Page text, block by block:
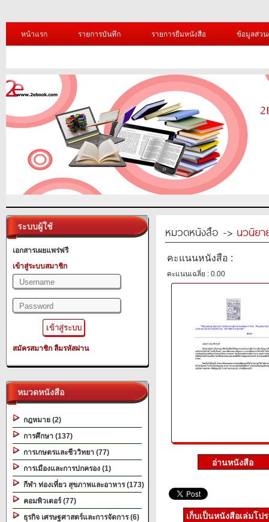
หน้าแรก รายการบันทึก รายการยืมหนังสือ ข้อมูลส่ว
ระบบผู้ใช้
เอกสารเผยแพร่ฟรี
เข้าสู่ระบบสมาชิก
สมัครสมาชิก ลืมรหัสผ่าน
หมวดหนังสือ
กฎหมาย (2)
การศึกษา (137)
การเกษตรและชีววิทยา (77)
การเมืองและการปกครอง (1)
กีฬา ท่องเที่ยว สุขภาพและอาหาร (173)
คอมพิวเตอร์ (77)
ธุรกิจ เศรษฐศาสตร์และการจัดการ (6)
หมวดหนังสือ -> นวนิยา
คะแนนหนังสือ :
คะแนนเฉลี่ย : 0.00
เก็บเป็นหนังสือเล่มโป